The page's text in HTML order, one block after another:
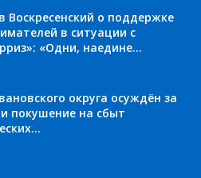
Воскресенский о поддержке
в ситуации с
«Одни, наедине...
округа осуждён за
покушение на сбыт